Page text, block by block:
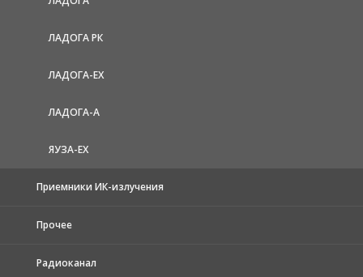
ЛАДОГА РК
ЛАДОГА-EX
ЛАДОГА-А
ЯУЗА-ЕХ
Приемники ИК-излучения
Прочее
Радиоканал